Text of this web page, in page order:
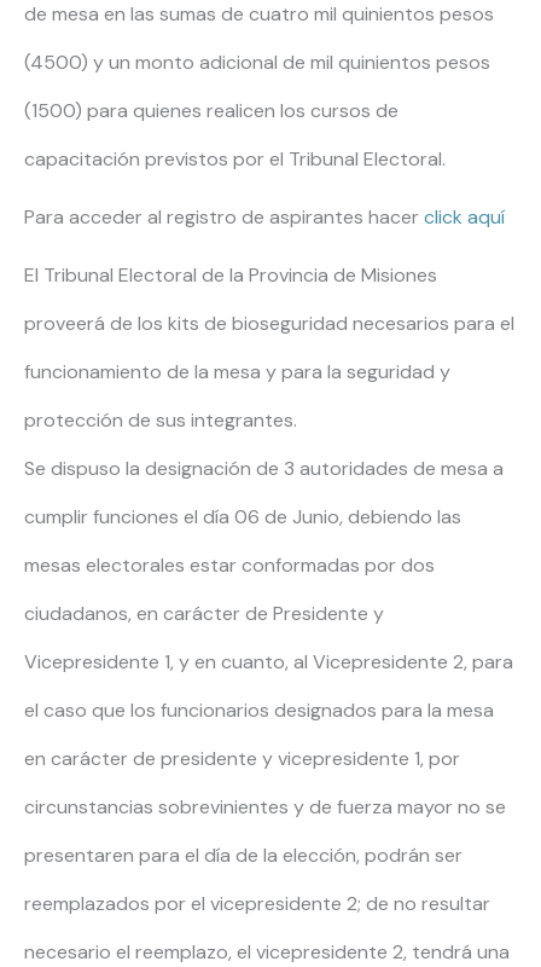
de mesa en las sumas de cuatro mil quinientos pesos
(4500) y un monto adicional de mil quinientos pesos
(1500) para quienes realicen los cursos de
capacitación previstos por el Tribunal Electoral.
Para acceder al registro de aspirantes hacerclick aquí
El Tribunal Electoral de la Provincia de Misiones
proveerá de los kits de bioseguridad necesarios para el
funcionamiento de la mesa y para la seguridad y
protección de sus integrantes.
Se dispuso la designación de 3 autoridades de mesa a
cumplir funciones el día 06 de Junio, debiendo las
mesas electorales estar conformadas por dos
ciudadanos, en carácter de Presidente y
Vicepresidente 1, y en cuanto, al Vicepresidente 2, para
el caso que los funcionarios designados para la mesa
en carácter de presidente y vicepresidente 1, por
circunstancias sobrevinientes y de fuerza mayor no se
presentaren para el día de la elección, podrán ser
reemplazados por el vicepresidente 2; de no resultar
necesario el reemplazo, el vicepresidente 2, tendrá una